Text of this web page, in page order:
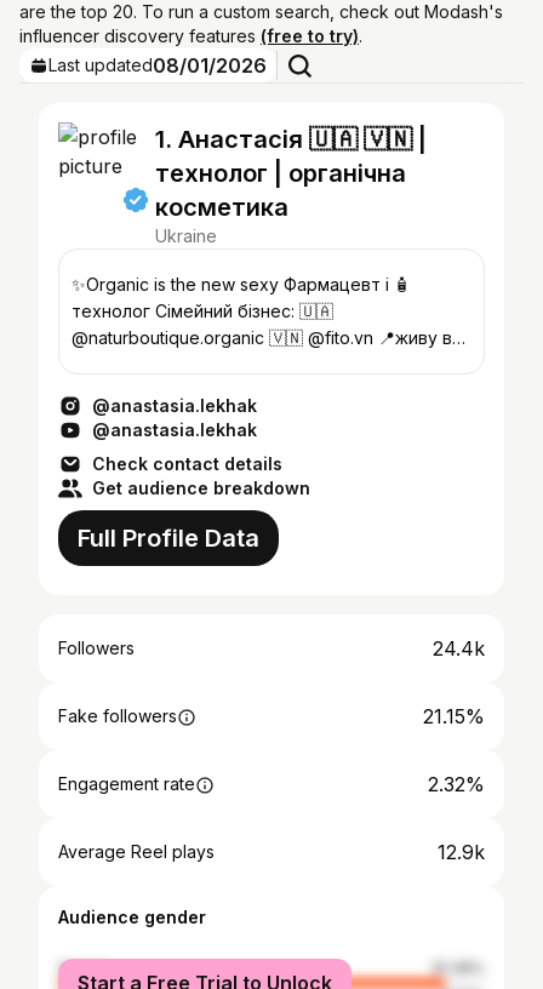
are the top 20. To run a custom search, check out Modash's
influencer discovery features (free to try).
Last updated08/01/2026
1. Анастасія 🇺🇦 🇻🇳 |
технолог | органічна
косметика
Ukraine
✨Organic is the new sexy Фармацевт і 🧴
технолог Сімейний бізнес: 🇺🇦
@naturboutique.organic 🇻🇳 @fito.vn 📍живу в
@anastasia.lekhak
@anastasia.lekhak
Check contact details
Get audience breakdown
Full Profile Data
Followers 24.4k
Fake followers 21.15%
Engagement rate 2.32%
Average Reel plays 12.9k
Audience gender
female
91.36%
Start a Free Trial to Unlock